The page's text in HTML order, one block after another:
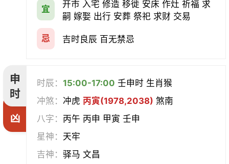
宜
开市 入宅 修造 移徙 安床 作灶 祈福 求
嗣 嫁娶 出行 安葬 祭祀 求财 交易
忌 吉时良辰 百无禁忌
申
时
凶
时辰：15:00-17:00 壬申时 生肖猴
冲煞：冲虎 丙寅(1978,2038) 煞南
八字： 丙午 丙申 甲寅 壬申
星神： 天牢
吉神：驿马 文昌